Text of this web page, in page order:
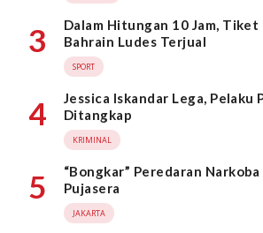
3
Dalam Hitungan 10 Jam, Tiket
Bahrain Ludes Terjual
SPORT
4
Jessica Iskandar Lega, Pelaku
Ditangkap
KRIMINAL
5
“Bongkar” Peredaran
Pujasera
JAKARTA